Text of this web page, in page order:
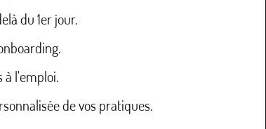
du 1er jour.
à l'emploi​.
de vos pratiques.